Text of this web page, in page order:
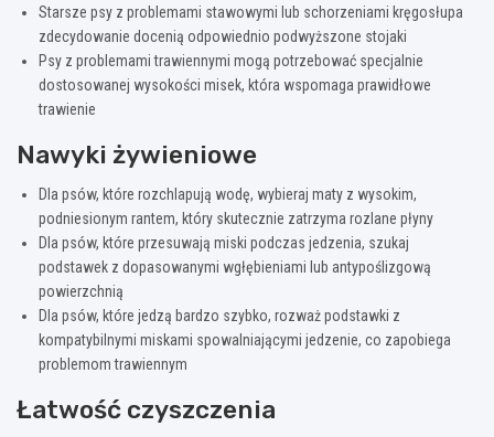
Starsze psy z problemami stawowymi lub schorzeniami kręgosłupa
zdecydowanie docenią odpowiednio podwyższone stojaki
Psy z problemami trawiennymi mogą potrzebować specjalnie
dostosowanej wysokości misek, która wspomaga prawidłowe
trawienie
Nawyki żywieniowe
Dla psów, które rozchlapują wodę, wybieraj maty z wysokim,
podniesionym rantem, który skutecznie zatrzyma rozlane płyny
Dla psów, które przesuwają miski podczas jedzenia, szukaj
podstawek z dopasowanymi wgłębieniami lub antypoślizgową
powierzchnią
Dla psów, które jedzą bardzo szybko, rozważ podstawki z
kompatybilnymi miskami spowalniającymi jedzenie, co zapobiega
problemom trawiennym
Łatwość czyszczenia